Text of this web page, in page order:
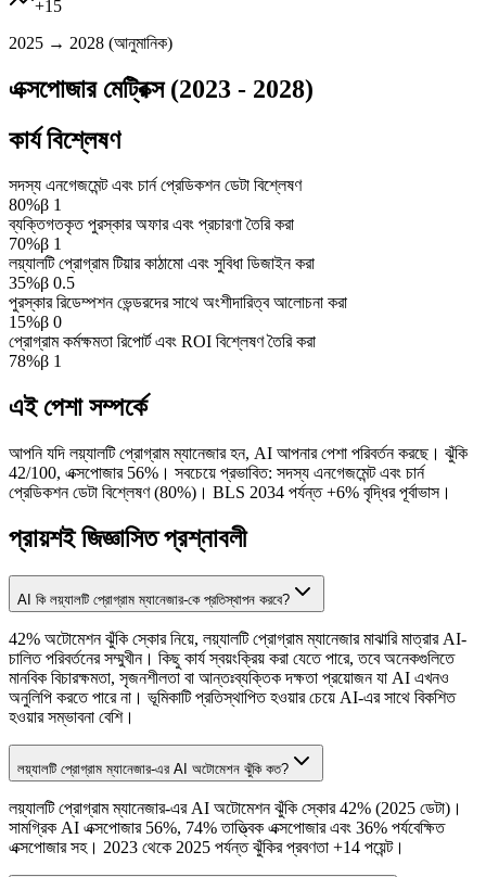
+15
2025 → 2028 (আনুমানিক)
এক্সপোজার মেট্রিক্স (2023 - 2028)
কার্য বিশ্লেষণ
সদস্য এনগেজমেন্ট এবং চার্ন প্রেডিকশন ডেটা বিশ্লেষণ
80%β 1
ব্যক্তিগতকৃত পুরস্কার অফার এবং প্রচারণা তৈরি করা
70%β 1
লয়্যালটি প্রোগ্রাম টিয়ার কাঠামো এবং সুবিধা ডিজাইন করা
35%β 0.5
পুরস্কার রিডেম্পশন ভেন্ডরদের সাথে অংশীদারিত্ব আলোচনা করা
15%β 0
প্রোগ্রাম কর্মক্ষমতা রিপোর্ট এবং ROI বিশ্লেষণ তৈরি করা
78%β 1
এই পেশা সম্পর্কে
আপনি যদি লয়্যালটি প্রোগ্রাম ম্যানেজার হন, AI আপনার পেশা পরিবর্তন করছে। ঝুঁকি
42/100, এক্সপোজার 56%। সবচেয়ে প্রভাবিত: সদস্য এনগেজমেন্ট এবং চার্ন
প্রেডিকশন ডেটা বিশ্লেষণ (80%)। BLS 2034 পর্যন্ত +6% বৃদ্ধির পূর্বাভাস।
প্রায়শই জিজ্ঞাসিত প্রশ্নাবলী
AI কি লয়্যালটি প্রোগ্রাম ম্যানেজার-কে প্রতিস্থাপন করবে?
42% অটোমেশন ঝুঁকি স্কোর নিয়ে, লয়্যালটি প্রোগ্রাম ম্যানেজার মাঝারি মাত্রার AI-
চালিত পরিবর্তনের সম্মুখীন। কিছু কার্য স্বয়ংক্রিয় করা যেতে পারে, তবে অনেকগুলিতে
মানবিক বিচারক্ষমতা, সৃজনশীলতা বা আন্তঃব্যক্তিক দক্ষতা প্রয়োজন যা AI এখনও
অনুলিপি করতে পারে না। ভূমিকাটি প্রতিস্থাপিত হওয়ার চেয়ে AI-এর সাথে বিকশিত
হওয়ার সম্ভাবনা বেশি।
লয়্যালটি প্রোগ্রাম ম্যানেজার-এর AI অটোমেশন ঝুঁকি কত?
লয়্যালটি প্রোগ্রাম ম্যানেজার-এর AI অটোমেশন ঝুঁকি স্কোর 42% (2025 ডেটা)।
সামগ্রিক AI এক্সপোজার 56%, 74% তাত্ত্বিক এক্সপোজার এবং 36% পর্যবেক্ষিত
এক্সপোজার সহ। 2023 থেকে 2025 পর্যন্ত ঝুঁকির প্রবণতা +14 পয়েন্ট।